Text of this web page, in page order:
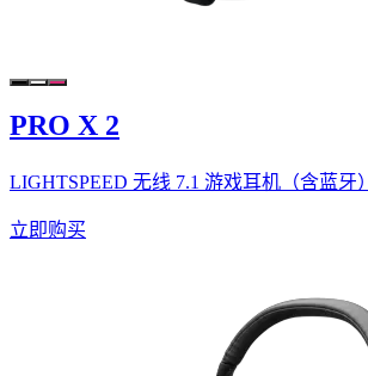
PRO X 2
LIGHTSPEED 无线 7.1 游戏耳机（含蓝牙）
立即购买